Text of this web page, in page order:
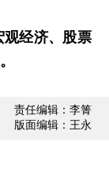
观经济、股票
责任编辑：李箐
版面编辑：王永